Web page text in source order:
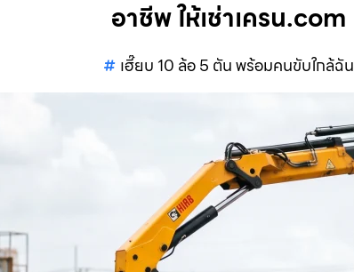
อาชีพ ให้เช่าเครน.com
เฮี๊ยบ 10 ล้อ 5 ตัน พร้อมคนขับใกล้ฉัน